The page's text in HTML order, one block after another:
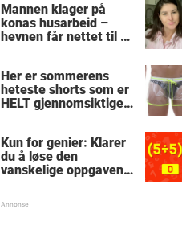
Mannen klager på
konas husarbeid –
hevnen får nettet til å
Her er sommerens
heteste shorts som er
HELT gjennomsiktige
Kun for genier: Klarer
du å løse den
vanskelige oppgaven